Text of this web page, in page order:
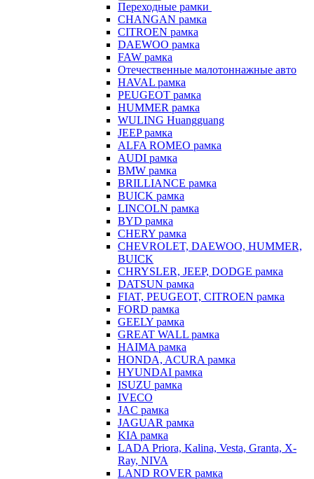
Переходные рамки
CHANGAN рамка
CITROEN рамка
DAEWOO рамка
FAW рамка
Отечественные малотоннажные авто
HAVAL рамка
PEUGEOT рамка
HUMMER рамка
WULING Huangguang
JEEP рамка
ALFA ROMEO рамка
AUDI рамка
BMW рамка
BRILLIANCE рамка
BUICK рамка
LINCOLN рамка
BYD рамка
CHERY рамка
CHEVROLET, DAEWOO, HUMMER,
BUICK
CHRYSLER, JEEP, DODGE рамка
DATSUN рамка
FIAT, PEUGEOT, CITROEN рамка
FORD рамка
GEELY рамка
GREAT WALL рамка
HAIMA рамка
HONDA, ACURA рамка
HYUNDAI рамка
ISUZU рамка
IVECO
JAC рамка
JAGUAR рамка
KIA рамка
LADA Priora, Kalina, Vesta, Granta, X-
Ray, NIVA
LAND ROVER рамка